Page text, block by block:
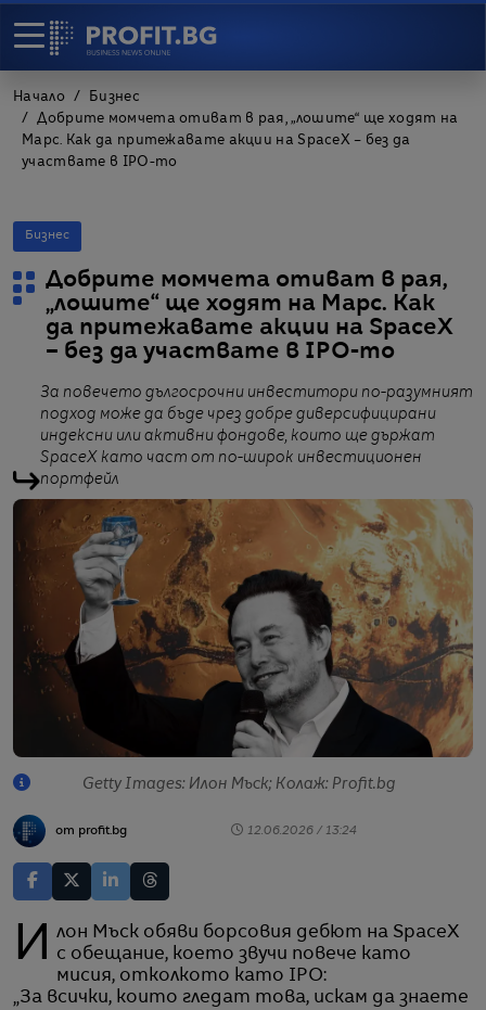
Начало
Бизнес
Добрите момчета отиват в рая, „лошите“ ще ходят на
Марс. Как да притежавате акции на SpaceX – без да
участвате в IPO-то
Бизнес
Добрите момчета отиват в рая,
„лошите“ ще ходят на Марс. Как
да притежавате акции на SpaceX
– без да участвате в IPO-то
За повечето дългосрочни инвеститори по-разумният
подход може да бъде чрез добре диверсифицирани
индексни или активни фондове, които ще държат
SpaceX като част от по-широк инвестиционен
портфейл
Getty Images: Илон Мъск; Колаж: Profit.bg
от profit.bg 12.06.2026 / 13:24
Илон Мъск обяви борсовия дебют на SpaceX
с обещание, което звучи повече като
мисия, отколкото като IPO:
„За всички, които гледат това, искам да знаете